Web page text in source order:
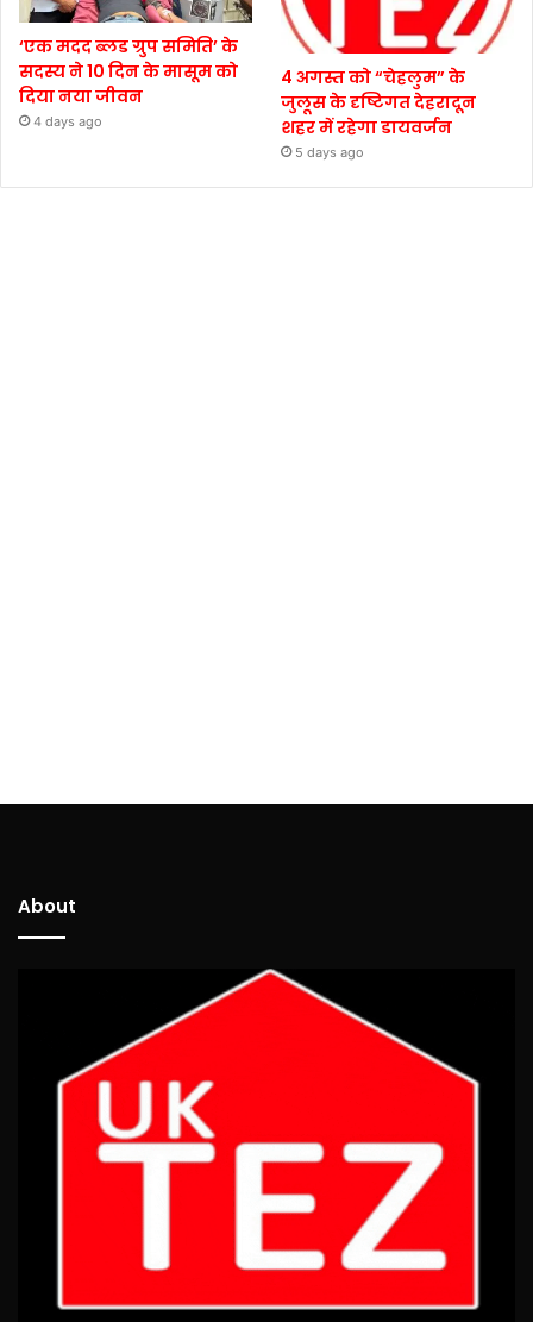
‘एक मदद ब्लड ग्रुप समिति’ के
सदस्य ने 10 दिन के मासूम को
दिया नया जीवन
4 days ago
4 अगस्त को “चेहलुम” के
जुलूस के दृष्टिगत देहरादून
शहर में रहेगा डायवर्जन
5 days ago
About